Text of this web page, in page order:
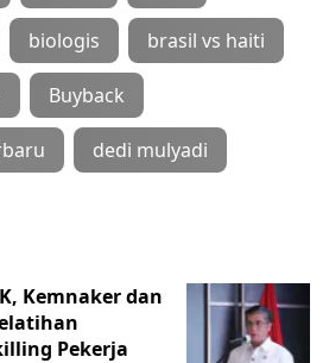
biologis brasil vs haiti
Buyback
dedi mulyadi
Kemnaker dan
Pekerja